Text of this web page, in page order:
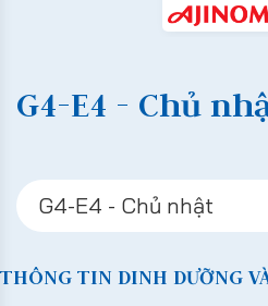
G4-E4 - Chủ
THÔNG TIN DINH DƯỠNG